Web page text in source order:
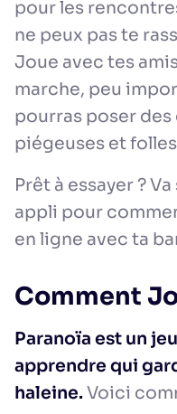
pour les
ne peux pas te
Joue avec tes
marche, peu
pourras poser
piégeuses et
Prêt à essayer ?
appli pour
en ligne avec ta
Comment
Paranoïa est un
apprendre qui
haleine. Voici